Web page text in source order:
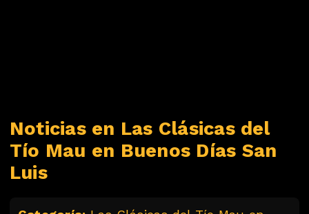
Noticias en Las Clásicas del
Tío Mau en Buenos Días San
Luis